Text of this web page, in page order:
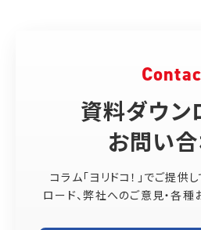
資料ダウン
お問い
コラム「ヨリドコ！」でご提供
ロード、弊社へのご意見・各